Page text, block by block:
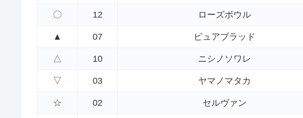
〇 12 ローズボウル
▲ 07 ピュアブラッド
△ 10 ニシノソワレ
▽ 03 ヤマノマタカ
☆ 02 セルヴァン